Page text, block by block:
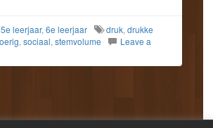
5e leerjaar, 6e leerjaar druk, drukke
, sociaal, stemvolume
Leave a